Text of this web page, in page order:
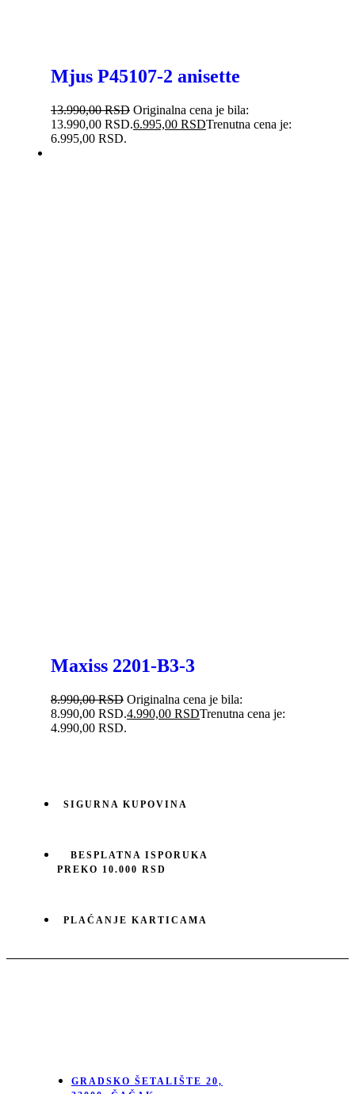
Mjus P45107-2 anisette
13.990,00RSD Originalna cena je bila:
13.990,00 RSD.6.995,00 RSDTrenutna cena je:
6.995,00 RSD.
Maxiss 2201-B3-3
8.990,00RSD Originalna cena je bila:
8.990,00 RSD.4.990,00 RSDTrenutna cena je:
4.990,00 RSD.
SIGURNA KUPOVINA
BESPLATNA ISPORUKA
PREKO 10.000 RSD
PLAĆANJE KARTICAMA
GRADSKO ŠETALIŠTE 20,